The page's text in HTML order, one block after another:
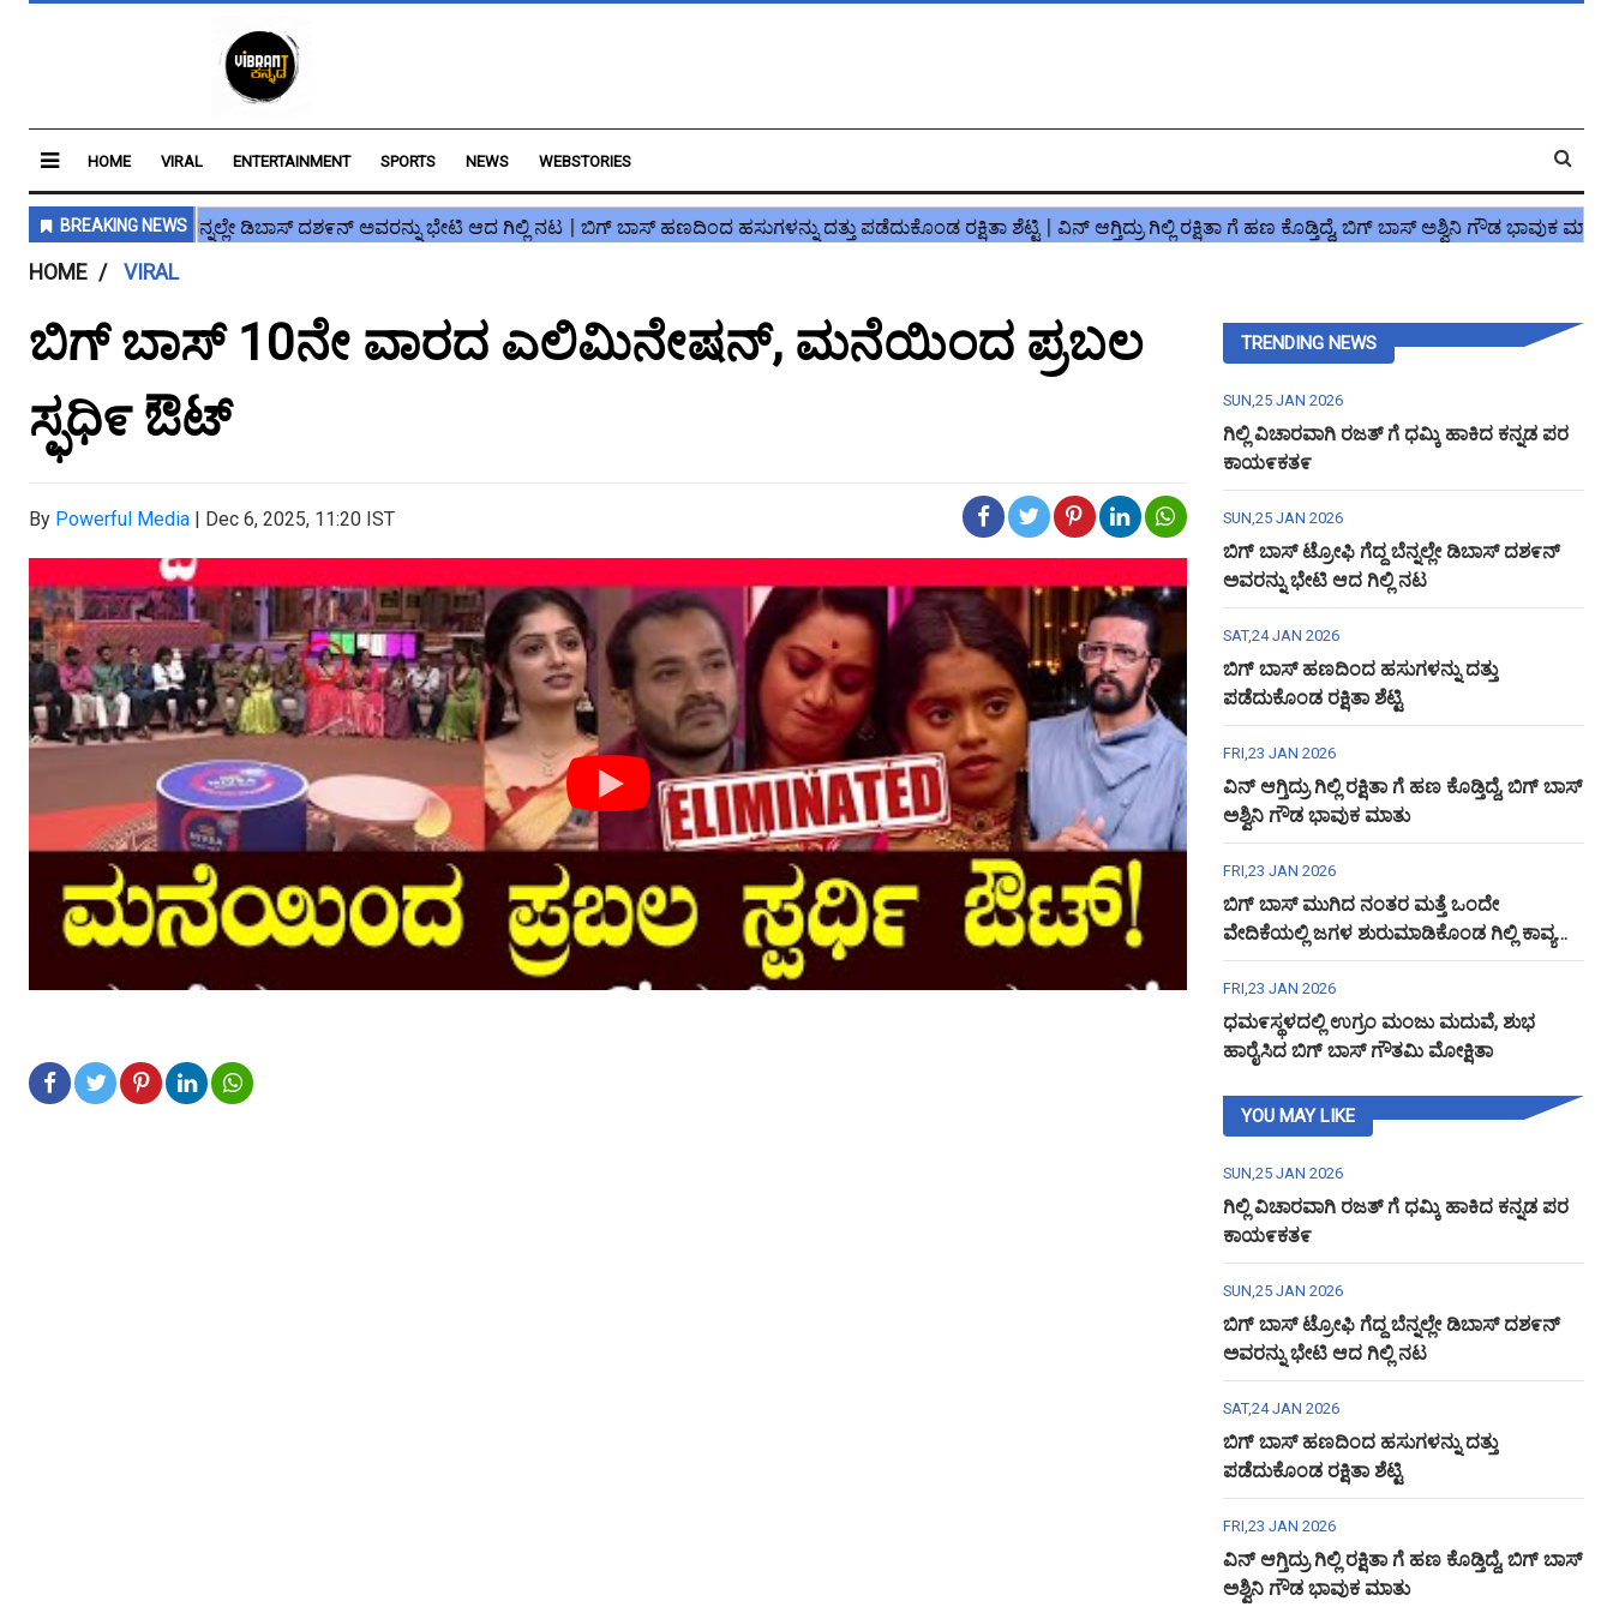
HOME VIRAL ENTERTAINMENT SPORTS NEWS WEBSTORIES
HOME VIRAL
ಬಿಗ್ ಬಾಸ್ 10ನೇ ವಾರದ ಎಲಿಮಿನೇಷನ್, ಮನೆಯಿಂದ ಪ್ರಬಲ
ಸ್ಫಧಿ೯ ಔಟ್
By Powerful Media | Dec 6, 2025, 11:20 IST
TRENDING NEWS
SUN,25 JAN 2026
ಗಿಲ್ಲಿ ವಿಚಾರವಾಗಿ ರಜತ್ ಗೆ ಧಮ್ಕಿ ಹಾಕಿದ ಕನ್ನಡ ಪರ
ಕಾಯ೯ಕತ೯
SUN,25 JAN 2026
ಬಿಗ್ ಬಾಸ್ ಟ್ರೋಫಿ ಗೆದ್ದ ಬೆನ್ನಲ್ಲೇ ಡಿಬಾಸ್ ದಶ೯ನ್
ಅವರನ್ನು ಭೇಟಿ ಆದ ಗಿಲ್ಲಿ ನಟ
SAT,24 JAN 2026
ಬಿಗ್ ಬಾಸ್ ಹಣದಿಂದ ಹಸುಗಳನ್ನು ದತ್ತು
ಪಡೆದುಕೊಂಡ ರಕ್ಷಿತಾ ಶೆಟ್ಟಿ
FRI,23 JAN 2026
ವಿನ್ ಆಗ್ತಿದ್ರು ಗಿಲ್ಲಿ ರಕ್ಷಿತಾ ಗೆ ಹಣ ಕೊಡ್ತಿದ್ದೆ, ಬಿಗ್ ಬಾಸ್
ಅಶ್ವಿನಿ ಗೌಡ ಭಾವುಕ ಮಾತು
FRI,23 JAN 2026
ಬಿಗ್ ಬಾಸ್ ಮುಗಿದ ನಂತರ ಮತ್ತೆ ಒಂದೇ
ವೇದಿಕೆಯಲ್ಲಿ ಜಗಳ ಶುರುಮಾಡಿಕೊಂಡ ಗಿಲ್ಲಿ ಕಾವ್ಯ
ಅಶ್ವಿನಿ ಗೌಡ
FRI,23 JAN 2026
ಧಮ೯ಸ್ಥಳದಲ್ಲಿ ಉಗ್ರಂ ಮಂಜು ಮದುವೆ, ಶುಭ
ಹಾರೈಸಿದ ಬಿಗ್ ಬಾಸ್ ಗೌತಮಿ ಮೋಕ್ಷಿತಾ
YOU MAY LIKE
SUN,25 JAN 2026
ಗಿಲ್ಲಿ ವಿಚಾರವಾಗಿ ರಜತ್ ಗೆ ಧಮ್ಕಿ ಹಾಕಿದ ಕನ್ನಡ ಪರ
ಕಾಯ೯ಕತ೯
SUN,25 JAN 2026
ಬಿಗ್ ಬಾಸ್ ಟ್ರೋಫಿ ಗೆದ್ದ ಬೆನ್ನಲ್ಲೇ ಡಿಬಾಸ್ ದಶ೯ನ್
ಅವರನ್ನು ಭೇಟಿ ಆದ ಗಿಲ್ಲಿ ನಟ
SAT,24 JAN 2026
ಬಿಗ್ ಬಾಸ್ ಹಣದಿಂದ ಹಸುಗಳನ್ನು ದತ್ತು
ಪಡೆದುಕೊಂಡ ರಕ್ಷಿತಾ ಶೆಟ್ಟಿ
FRI,23 JAN 2026
ವಿನ್ ಆಗ್ತಿದ್ರು ಗಿಲ್ಲಿ ರಕ್ಷಿತಾ ಗೆ ಹಣ ಕೊಡ್ತಿದ್ದೆ, ಬಿಗ್ ಬಾಸ್
ಅಶ್ವಿನಿ ಗೌಡ ಭಾವುಕ ಮಾತು